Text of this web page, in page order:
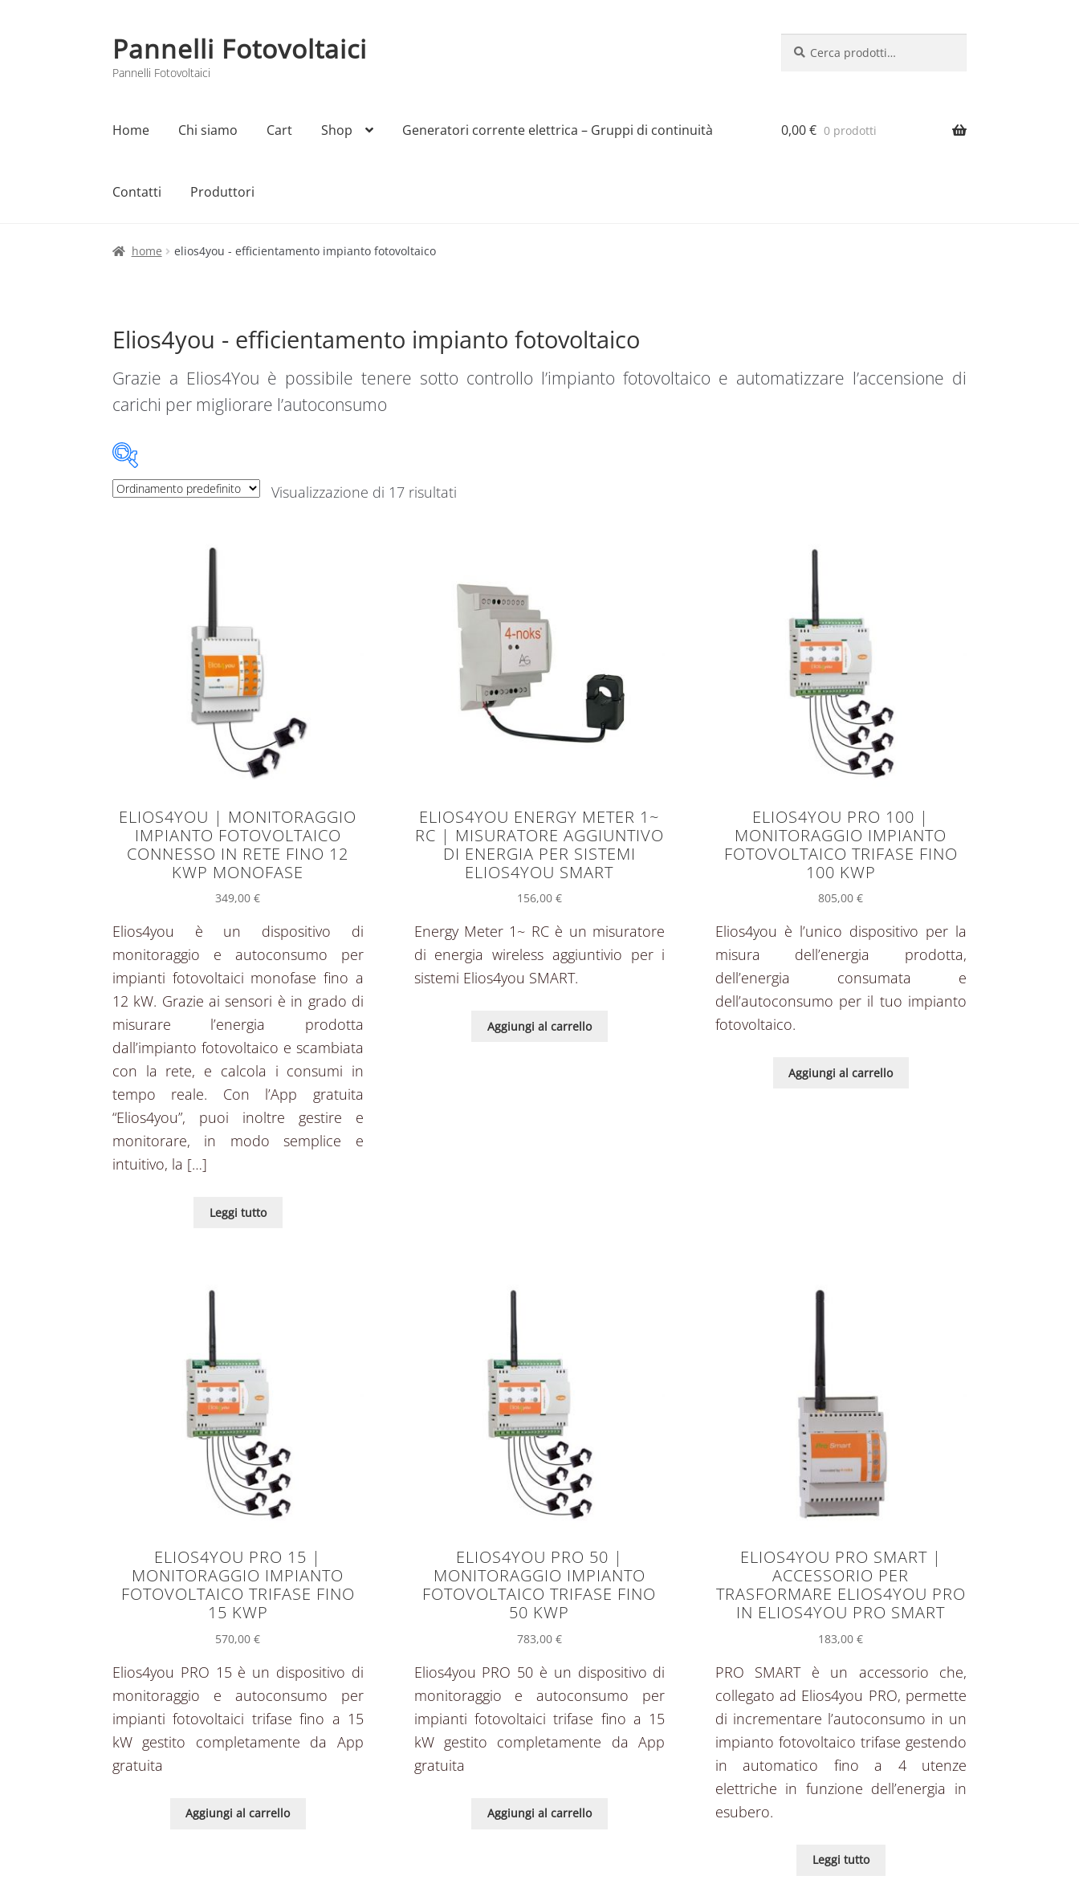
Vai
alla
navigazione
Vai
al
contenuto
Pannelli Fotovoltaici
Pannelli Fotovoltaici
Home Chi siamo Cart Shop Generatori corrente elettrica – Gruppi di continuità
Contatti Produttori
Home Cart Checkout Chi siamo Contatti My account
0,00€ 0 prodotti
home elios4you - efficientamento impianto fotovoltaico
Elios4you - efficientamento impianto fotovoltaico
Grazie a Elios4You è possibile tenere sotto controllo l’impianto fotovoltaico e automatizzare l’accensione di
carichi per migliorare l’autoconsumo
Visualizzazione di 17 risultati
ELIOS4YOU | MONITORAGGIO
IMPIANTO FOTOVOLTAICO
CONNESSO IN RETE FINO 12
KWP MONOFASE
349,00€
Elios4you è un dispositivo di
monitoraggio e autoconsumo per
impianti fotovoltaici monofase fino a
12 kW. Grazie ai sensori è in grado di
misurare l’energia prodotta
dall’impianto fotovoltaico e scambiata
con la rete, e calcola i consumi in
tempo reale. Con l’App gratuita
“Elios4you”, puoi inoltre gestire e
monitorare, in modo semplice e
intuitivo, la […]
Leggi tutto
ELIOS4YOU ENERGY METER 1~
RC | MISURATORE AGGIUNTIVO
DI ENERGIA PER SISTEMI
ELIOS4YOU SMART
156,00 €
Energy Meter 1~ RC è un misuratore
di energia wireless aggiuntivio per i
sistemi Elios4you SMART.
Aggiungi al carrello
ELIOS4YOU PRO 100 |
MONITORAGGIO IMPIANTO
FOTOVOLTAICO TRIFASE FINO
100 KWP
805,00€
Elios4you è l’unico dispositivo per la
misura dell’energia prodotta,
dell’energia consumata e
dell’autoconsumo per il tuo impianto
fotovoltaico.
Aggiungi al carrello
ELIOS4YOU PRO 15 |
MONITORAGGIO IMPIANTO
FOTOVOLTAICO TRIFASE FINO
15 KWP
570,00€
Elios4you PRO 15 è un dispositivo di
monitoraggio e autoconsumo per
impianti fotovoltaici trifase fino a 15
kW gestito completamente da App
gratuita
Aggiungi al carrello
ELIOS4YOU PRO 50 |
MONITORAGGIO IMPIANTO
FOTOVOLTAICO TRIFASE FINO
50 KWP
783,00 €
Elios4you PRO 50 è un dispositivo di
monitoraggio e autoconsumo per
impianti fotovoltaici trifase fino a 15
kW gestito completamente da App
gratuita
Aggiungi al carrello
ELIOS4YOU PRO SMART |
ACCESSORIO PER
TRASFORMARE ELIOS4YOU PRO
IN ELIOS4YOU PRO SMART
183,00€
PRO SMART è un accessorio che,
collegato ad Elios4you PRO, permette
di incrementare l’autoconsumo in un
impianto fotovoltaico trifase gestendo
in automatico fino a 4 utenze
elettriche in funzione dell’energia in
esubero.
Leggi tutto